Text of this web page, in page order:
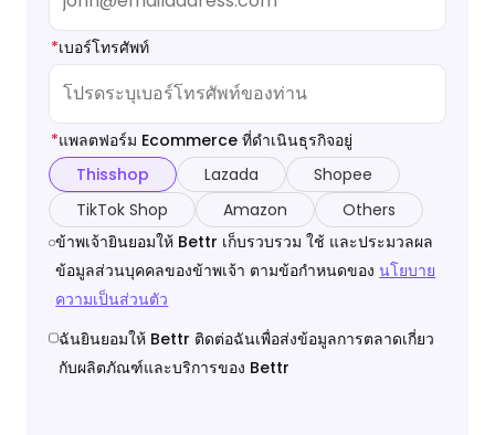
*เบอร์โทรศัพท์
*แพลตฟอร์ม Ecommerce ที่ดำเนินธุรกิจอยู่
Thisshop
Lazada
Shopee
TikTok Shop
Amazon
Others
ข้าพเจ้ายินยอมให้ Bettr เก็บรวบรวม ใช้ และประมวลผล
ข้อมูลส่วนบุคคลของข้าพเจ้า ตามข้อกำหนดของนโยบาย
ความเป็นส่วนตัว
ฉันยินยอมให้ Bettr ติดต่อฉันเพื่อส่งข้อมูลการตลาดเกี่ยว
กับผลิตภัณฑ์และบริการของ Bettr